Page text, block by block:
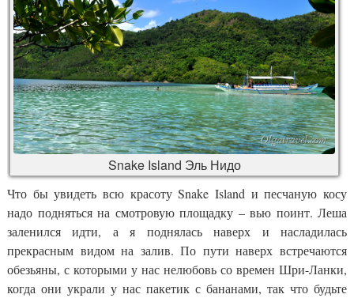
Snake Island Эль Нидо
Что бы увидеть всю красоту Snake Island и песчаную косу
надо подняться на смотровую площадку – вью поинт. Леша
заленился идти, а я поднялась наверх и насладилась
прекрасным видом на залив. По пути наверх встречаются
обезьяны, с которыми у нас нелюбовь со времен Шри-Ланки,
когда они украли у нас пакетик с бананами, так что будьте